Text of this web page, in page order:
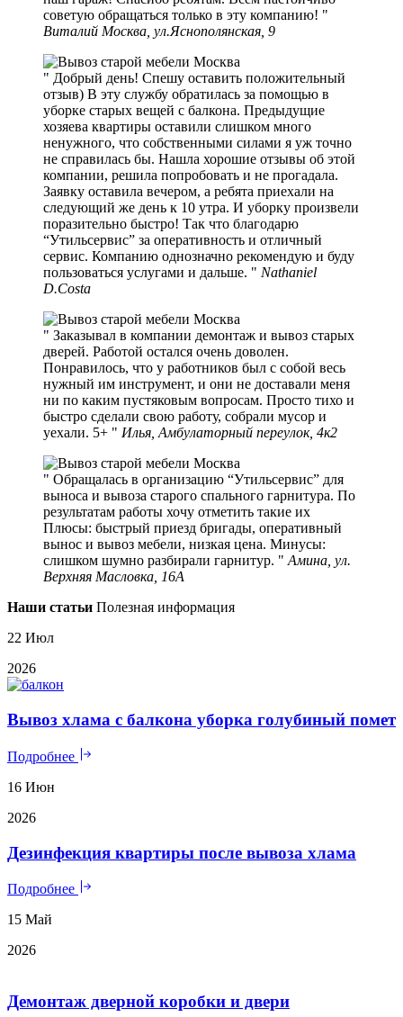
советую обращаться только в эту компанию!
Виталий Москва, ул.Яснополянская, 9
Добрый день! Спешу оставить положительный
отзыв) В эту службу обратилась за помощью в
уборке старых вещей с балкона. Предыдущие
хозяева квартиры оставили слишком много
ненужного, что собственными силами я уж точно
не справилась бы. Нашла хорошие отзывы об этой
компании, решила попробовать и не прогадала.
Заявку оставила вечером, а ребята приехали на
следующий же день к 10 утра. И уборку произвели
поразительно быстро! Так что благодарю
“Утильсервис” за оперативность и отличный
сервис. Компанию однозначно рекомендую и буду
пользоваться услугами и дальше.
Nathaniel
D.Costa
Заказывал в компании демонтаж и вывоз старых
дверей. Работой остался очень доволен.
Понравилось, что у работников был с собой весь
нужный им инструмент, и они не доставали меня
ни по каким пустяковым вопросам. Просто тихо и
быстро сделали свою работу, собрали мусор и
уехали. 5+
Илья, Амбулаторный переулок, 4к2
Обращалась в организацию “Утильсервис” для
выноса и вывоза старого спального гарнитура. По
результатам работы хочу отметить такие их
Плюсы: быстрый приезд бригады, оперативный
вынос и вывоз мебели, низкая цена. Минусы:
слишком шумно разбирали гарнитур.
Амина, ул.
Верхняя Масловка, 16А
Наши статьи Полезная информация
22 Июл
2026
Вывоз хлама с балкона уборка голубиный помет
Подробнее
16 Июн
2026
Дезинфекция квартиры после вывоза хлама
Подробнее
15 Май
2026
Демонтаж дверной коробки и двери